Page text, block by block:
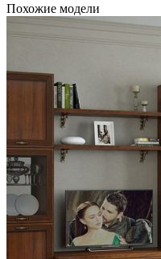
Похожие модели